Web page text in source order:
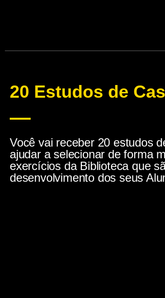
20 Estudos de
Você vai receber 20 estudos
ajudar a selecionar de forma
exercícios da Biblioteca que
desenvolvimento dos seus